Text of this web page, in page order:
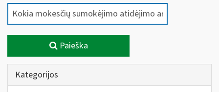
Paieška
Kategorijos